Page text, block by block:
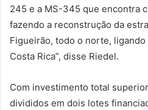
245 e a MS-345 que encontra
fazendo a reconstrução da
Figueirão, todo o norte, ligando
Costa Rica”, disse Riedel.
Com investimento total
divididos em dois lotes